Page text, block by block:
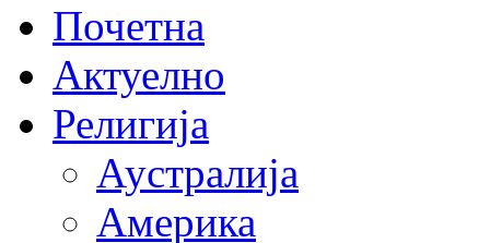
Почетна
Актуелно
Религија
Аустралија
Америка